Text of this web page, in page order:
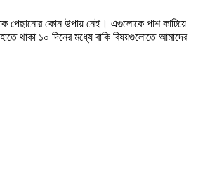
পেছানোর কোন উপায় নেই। এগুলোকে পাশ কাটিয়ে
থাকা ১০ দিনের মধ্যে বাকি বিষয়গুলোতে আমাদের